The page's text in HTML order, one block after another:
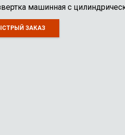
машинная с
ЗАКАЗ